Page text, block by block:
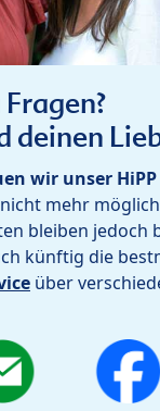
deinen
wir unser
mehr
bleiben jedoch
künftig die
über